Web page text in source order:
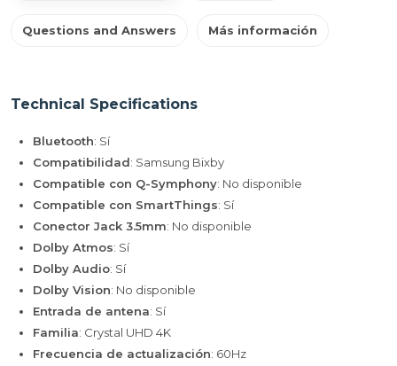
Questions and Answers Más información
Technical Specifications
Bluetooth: Sí
Compatibilidad: Samsung Bixby
Compatible con Q-Symphony: No disponible
Compatible con SmartThings: Sí
Conector Jack 3.5mm: No disponible
Dolby Atmos: Sí
Dolby Audio: Sí
Dolby Vision: No disponible
Entrada de antena: Sí
Familia: Crystal UHD 4K
Frecuencia de actualización: 60Hz